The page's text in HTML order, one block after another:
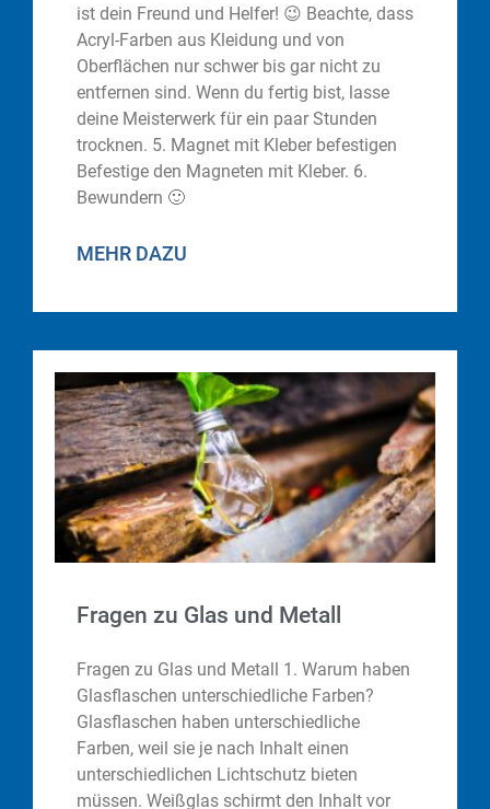
ist dein Freund und Helfer! 😉 Beachte, dass
Acryl-Farben aus Kleidung und von
Oberflächen nur schwer bis gar nicht zu
entfernen sind. Wenn du fertig bist, lasse
deine Meisterwerk für ein paar Stunden
trocknen. 5. Magnet mit Kleber befestigen
Befestige den Magneten mit Kleber. 6.
Bewundern 🙂
MEHR DAZU
Fragen zu Glas und Metall
Fragen zu Glas und Metall 1. Warum haben
Glasflaschen unterschiedliche Farben?
Glasflaschen haben unterschiedliche
Farben, weil sie je nach Inhalt einen
unterschiedlichen Lichtschutz bieten
müssen. Weißglas schirmt den Inhalt vor